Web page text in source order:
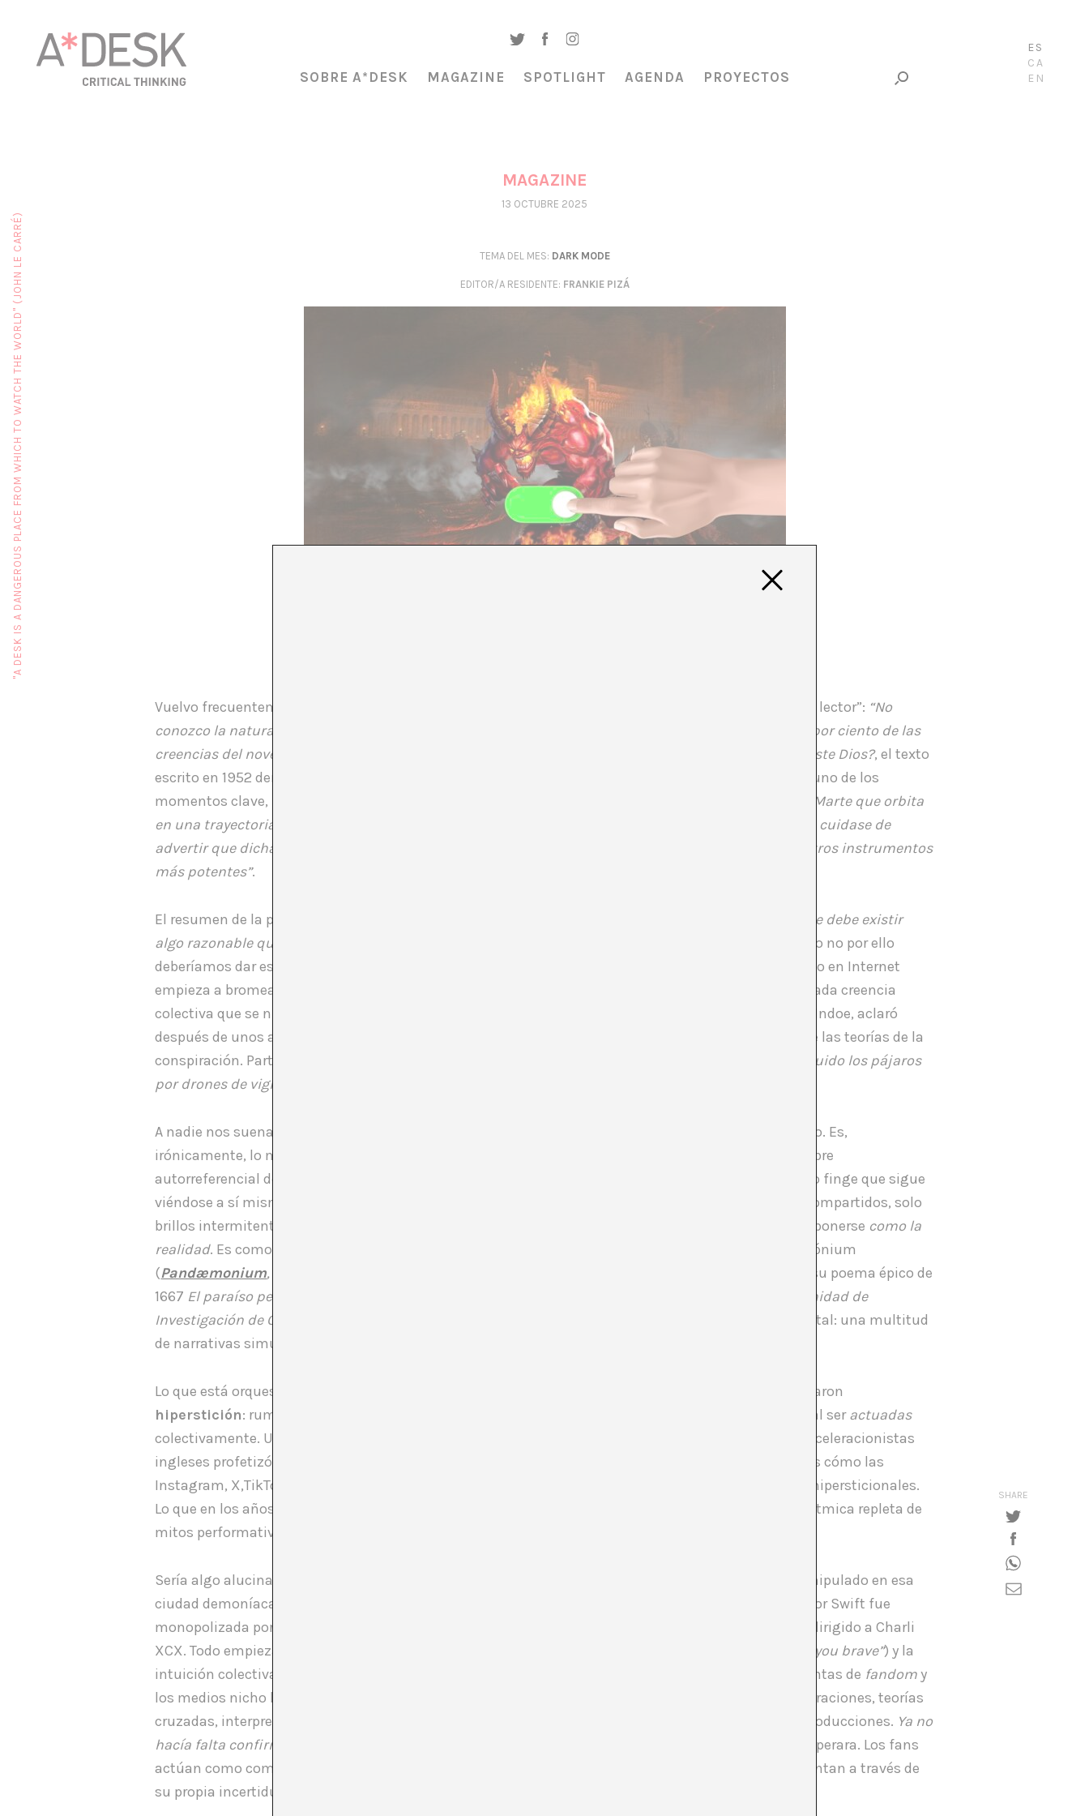
ES
CA
EN
SOBRE A*DESK MAGAZINE SPOTLIGHT AGENDA PROYECTOS
MAGAZINE
13 OCTUBRE 2025
TEMA DEL MES: DARK MODE
EDITOR/A RESIDENTE: FRANKIE PIZÁ
Vuelvo frecuentemente donde el británico le dice a su “estimado lector”: “No
conozco la naturaleza de sus creencias, pero, sean las que sean, debe usted admitir que el noventa por ciento de las
creencias del noventa por ciento de la humanidad son totalmente irracionales”
¿Existe Dios?, el texto
escrito en 1952 derriba milenios de creencias teológicas tradicionales desde la lógica y el ingenio. En uno de los
momentos clave, Russell escribe:
“Si yo sugiriera que existe una tetera de porcelana entre la Tierra y Marte que orbita
en una trayectoria elíptica alrededor del sol, nadie sería capaz de rebatirme siempre y cuando yo me cuidase de
advertir que dicha tetera es demasiado pequeña como para poder ser detectada inclusive por nuestros instrumentos
más potentes”.
El resumen de la pieza es simple:
“se acostumbra a suponer que si un credo está extendido es porque debe existir
algo razonable que lo sostenga”
. La supuesta idea de la tetera es, sobre el papel, algo impensable. Pero no por ello
deberíamos dar esta teoría por muerta: imaginad que, de repente, un minúsculo nicho descentralizado en Internet
empieza a bromear con la idea, y de la informalidad se pasa a la propagación y de ahí a una descabellada creencia
colectiva que se niega a desaparecer. Ya ha pasado antes: el “inventor” de
, Peter McIndoe, aclaró
después de unos años de expansión de
que aquello era justamente una parodia crítica sobre las teorías de la
conspiración. Parte de los “creyentes” en aquella historia, que afirmaba que
“el Gobierno había sustituido los pájaros
por drones de vigilancia”,
A nadie nos suena insólito que algo objetivamente falso pueda transformarse en un credo compartido. Es,
irónicamente, lo más real y tangible del presente mediático: la realidad se ha convertido en un enjambre
autorreferencial donde cada voz reclama su propia soberanía perceptual. Es la forma en que el mundo finge que sigue
viéndose a sí mismo después de un total colapso de consenso. No existe claridad posible, ni relatos compartidos, solo
brillos intermitentes sobre pantallas negras, fragmentos que simulan certeza y que compiten por imponerse como la
realidad. Es como si estuviéramos mirando de lejos cómo nuestra embarcación se acerca al Pandemónium
(Pandæmonium,
término que John Milton popularizó para poner nombre a la capital del infierno en su poema épico de
1667 El paraíso perdido
La Unidad de
Investigación de Cultura Cibernética
en Warwick) para describir la hiperactividad del capitalismo digital: una multitud
de narrativas simultáneas, cada una convencida de su propia lucidez, que se hacen reales al circular.
Lo que está orquestando esa entidad,
, los Nick Land, Mark Fisher o Sadie Plant lo llamaron
hiperstición: rumores, teorías conspirativas, memética y narrativas emocionales que “se cumplen” al seractuadas
colectivamente. Una actualización del egregor o la misma propaganda que aquel atajo de filósofos aceleracionistas
ingleses profetizó antes de la llegada de las plataformas sociodigitales. Lo que no sé si imaginaron es cómo las
Instagram, X,TikTok, YouTube y de más iban a actuar de ejecutores (en tiempo real) de esos procesos hipersticionales.
Lo que en los años 90 fue una provocación teórica, hoy se ha convertido en una infraestructura algorítmica repleta de
mitos performativos que fabrican sus propias evidencias.
Sería algo alucinado pero no del todo incierto que la producción cultural de hoy es un laboratorio manipulado en esa
ciudad demoníaca. Hace pocos días que la conversación mediática alrededor del nuevo álbum de Taylor Swift fue
monopolizada por la creencia de que una de las canciones,
dirigido a Charli
XCX. Todo empieza con una lyric ambigua (
“I heard you call me «Boring Barbie» when the coke’s got you brave”) y la
intuición colectiva de que contenía una indirecta teledirigida. En cuestión de horas, los foros, las cuentas de fandomy
los medios nicho habían trazado genealogías completas del
, comparaciones, teorías
cruzadas, interpretaciones retrospectivas de gestos en footage conjunto, incluso estadísticas de reproducciones. Ya no
hacía falta confirmar nada
: la verosimilitud emocional era más que suficiente para que el relato prosperara. Los fans
actúan como comunidades hipersticionales y
a base de conflictos que se alimentan a través de
su propia incertidumbre.
SHARE
"A DESK IS A DANGEROUS PLACE FROM WHICH TO WATCH THE WORLD" (JOHN LE CARRÉ)